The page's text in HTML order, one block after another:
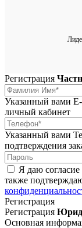
Регистрация
Указанный вами E-
личный кабинет
Указанный вами
подтверждения
Я даю согласие
также
Регистрация
Регистрация
Основная